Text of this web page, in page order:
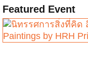
Featured Event